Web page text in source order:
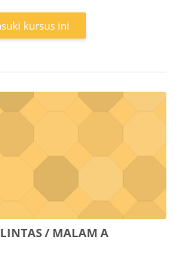
kursus ini
/ MALAM A